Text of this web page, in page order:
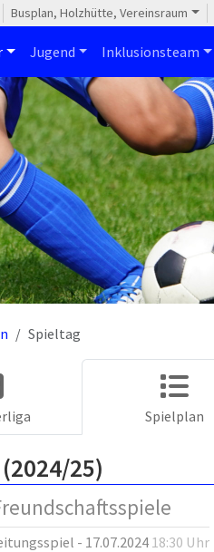
Busplan, Holzhütte, Vereinsraum
Jugend Inklusionsteam
Spieltag
Spielplan
(2024/25)
- 17.07.2024 18:30 Uhr